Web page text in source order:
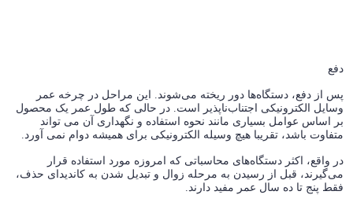
دفع
پس از دفع، دستگاه‌ها دور ریخته می‌شوند. این مراحل در چرخه عمر
وسایل الکترونیکی اجتناب‌ناپذیر است. در حالی که طول عمر یک محصول
بر اساس عوامل بسیاری مانند نحوه استفاده و نگهداری آن می تواند
متفاوت باشد، تقریبا هیچ وسیله الکترونیکی برای همیشه دوام نمی آورد.
در واقع، اکثر دستگاه‌های محاسباتی که امروزه مورد استفاده قرار
می‌گیرند، قبل از رسیدن به مرحله زوال و تبدیل شدن به کاندیدای حذف،
فقط پنج تا ده سال عمر مفید دارند.